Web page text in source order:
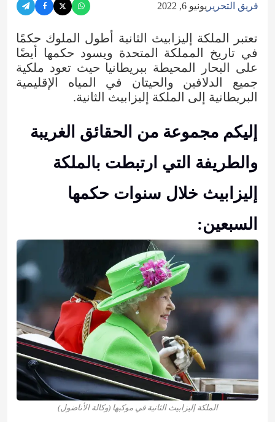
فريق التحرير يونيو 6, 2022
تعتبر الملكة إليزابيث الثانية أطول الملوك حكمًا
في تاريخ المملكة المتحدة ويسود حكمها أيضًا
على البحار المحيطة ببريطانيا حيث تعود ملكية
جميع الدلافين والحيتان في المياه الإقليمية
البريطانية إلى الملكة إليزابيث الثانية.
إليكم مجموعة من الحقائق الغريبة
والطريفة التي ارتبطت بالملكة
إليزابيث خلال سنوات حكمها
السبعين:
الملكة إليزابيث الثانية في موكبها (وكالة الأناضول)